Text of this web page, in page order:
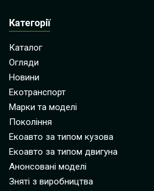
Категорії
Каталог
Огляди
Новини
Екотранспорт
Марки та моделі
Покоління
Екоавто за типом кузова
Екоавто за типом двигуна
Анонсовані моделі
Зняті з виробництва